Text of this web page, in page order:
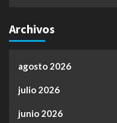
Archivos
agosto 2026
julio 2026
junio 2026